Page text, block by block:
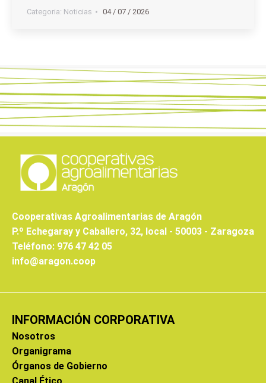
Categoria: Noticias 04 / 07 / 2026
Cooperativas Agroalimentarias de Aragón
P.º Echegaray y Caballero, 32, local - 50003 - Zaragoza
Teléfono: 976 47 42 05
info@aragon.coop
INFORMACIÓN CORPORATIVA
Nosotros
Organigrama
Órganos de Gobierno